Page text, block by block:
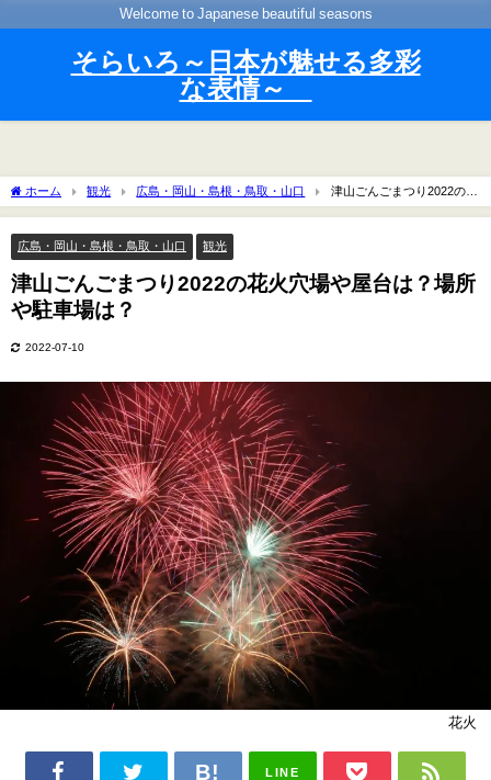
Welcome to Japanese beautiful seasons
そらいろ～日本が魅せる多彩
な表情～
ホーム 観光 広島・岡山・島根・鳥取・山口
津山ごんごまつり2022の花
火穴場や屋台は？場所や駐車場は？
広島・岡山・島根・鳥取・山口 観光
津山ごんごまつり2022の花火穴場や屋台は？場所
や駐車場は？
2022-07-10
花火
LINE